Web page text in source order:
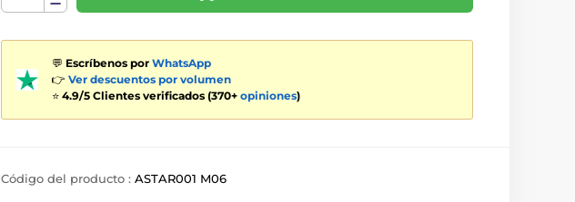
💬 Escríbenos por WhatsApp
👉 Ver descuentos por volumen
⭐ 4.9/5 Clientes verificados (370+ opiniones)
Código del producto : ASTAR001 M06